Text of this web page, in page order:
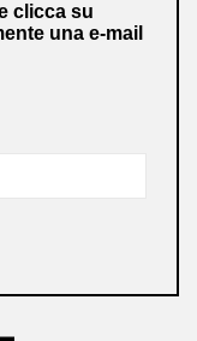
clicca su
una e-mail